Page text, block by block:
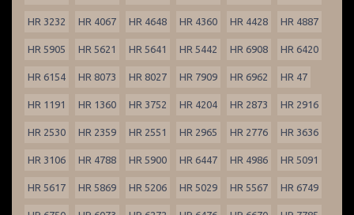
HR 3232 HR 4067 HR 4648 HR 4360 HR 4428 HR 4887
HR 5905 HR 5621 HR 5641 HR 5442 HR 6908 HR 6420
HR 6154 HR 8073 HR 8027 HR 7909 HR 6962 HR 47
HR 1191 HR 1360 HR 3752 HR 4204 HR 2873 HR 2916
HR 2530 HR 2359 HR 2551 HR 2965 HR 2776 HR 3636
HR 3106 HR 4788 HR 5900 HR 6447 HR 4986 HR 5091
HR 5617 HR 5869 HR 5206 HR 5029 HR 5567 HR 6749